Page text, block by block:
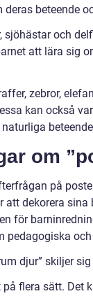
beteende
sjöhästar och
att lära sig
zebror,
kan också
om
på
dekorera
för
pedagogiska
djur” skiljer
flera sätt. Det